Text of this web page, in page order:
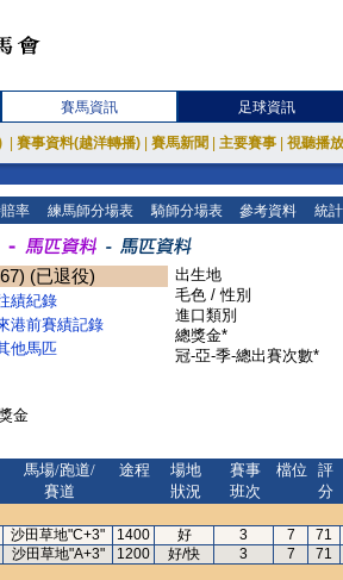
賽馬資訊 足球資訊
賽事資料(越洋轉播) 賽馬新聞 主要賽事 視聽播
率 練馬師分場表 騎師分場表 參考資料 統
(已退役)
績紀錄
港前賽績記錄
他馬匹
出生地
毛色 / 性別
進口類別
總獎金*
冠-亞-季-總出賽次數*
金
馬場/跑道/
賽道
途程
場地
狀況
賽事
班次
檔位
評
分
沙田草地"C+3" 1400 好 3 7
71
沙田草地"A+3" 1200 好/快 3 7
71